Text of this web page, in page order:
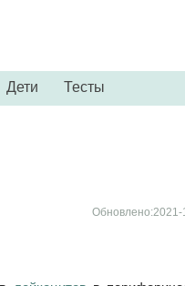
Дети Тесты
Обновлено:2021-